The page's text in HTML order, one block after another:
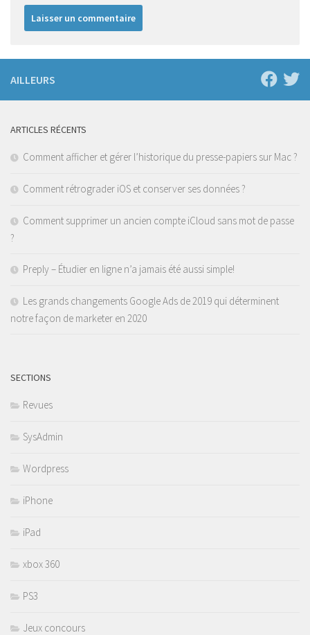
AILLEURS
ARTICLES RÉCENTS
Comment afficher et gérer l’historique du presse-papiers sur Mac ?
Comment rétrograder iOS et conserver ses données ?
Comment supprimer un ancien compte iCloud sans mot de passe
?
Preply – Étudier en ligne n’a jamais été aussi simple!
Les grands changements Google Ads de 2019 qui déterminent
notre façon de marketer en 2020
SECTIONS
Revues
SysAdmin
Wordpress
iPhone
iPad
xbox 360
PS3
Jeux concours